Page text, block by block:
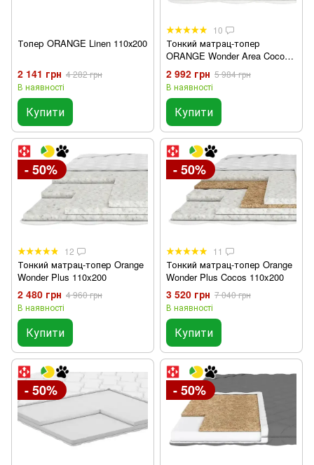
Топер ORANGE Linen 110х200
2 141 грн 4 282 грн
В наявності
Купити
10
Тонкий матрац-топер
ORANGE Wonder Area Cocos
110x200 см
2 992 грн 5 984 грн
В наявності
Купити
- 50%
12
Тонкий матрац-топер Orange
Wonder Plus 110x200
2 480 грн 4 960 грн
В наявності
Купити
- 50%
11
Тонкий матрац-топер Orange
Wonder Plus Cocos 110x200
3 520 грн 7 040 грн
В наявності
Купити
- 50% - 50%